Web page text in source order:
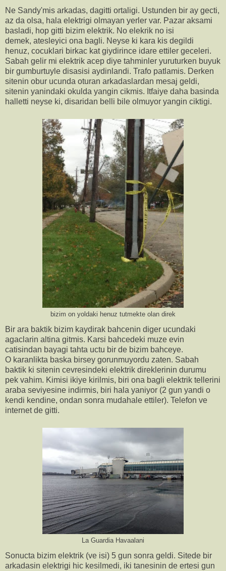
Ne Sandy'mis arkadas, dagitti ortaligi. Ustunden bir ay gecti,
az da olsa, hala elektrigi olmayan yerler var. Pazar aksami
basladi, hop gitti bizim elektrik. No elekrik no isi
demek, atesleyici ona bagli. Neyse ki kara kis degildi
henuz, cocuklari birkac kat giydirince idare ettiler geceleri.
Sabah gelir mi elektrik acep diye tahminler yuruturken buyuk
bir gumburtuyle disasisi aydinlandi. Trafo patlamis. Derken
sitenin obur ucunda oturan arkadaslardan mesaj geldi,
sitenin yanindaki okulda yangin cikmis. Itfaiye daha basinda
halletti neyse ki, disaridan belli bile olmuyor yangin ciktigi.
bizim on yoldaki henuz tutmekte olan direk
Bir ara baktik bizim kaydirak bahcenin diger ucundaki
agaclarin altina gitmis. Karsi bahcedeki muze evin
catisindan bayagi tahta uctu bir de bizim bahceye.
O karanlikta baska birsey gorunmuyordu zaten. Sabah
baktik ki sitenin cevresindeki elektrik direklerinin durumu
pek vahim. Kimisi ikiye kirilmis, biri ona bagli elektrik tellerini
araba seviyesine indirmis, biri hala yaniyor (2 gun yandi o
kendi kendine, ondan sonra mudahale ettiler). Telefon ve
internet de gitti.
La Guardia Havaalani
Sonucta bizim elektrik (ve isi) 5 gun sonra geldi. Sitede bir
arkadasin elektrigi hic kesilmedi, iki tanesinin de ertesi gun